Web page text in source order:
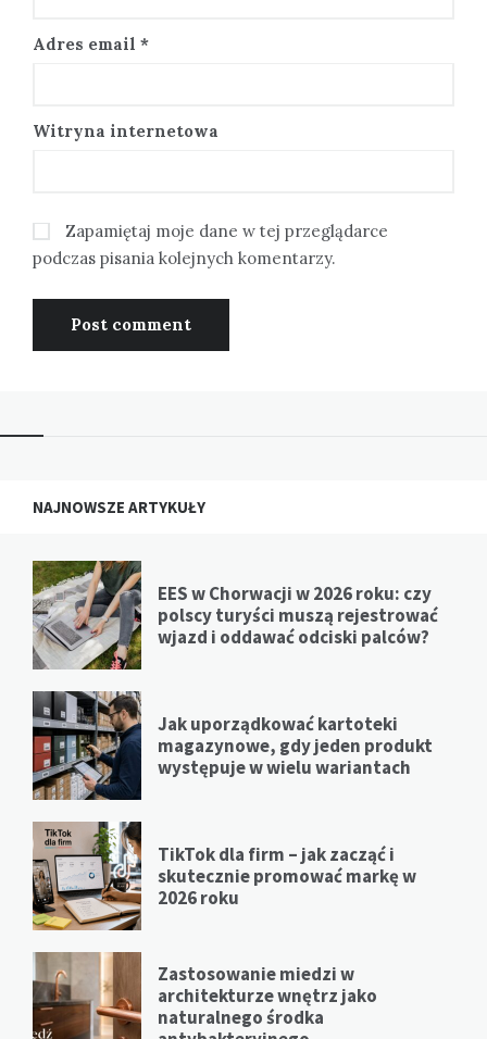
Adres email *
Witryna internetowa
Zapamiętaj moje dane w tej przeglądarce
podczas pisania kolejnych komentarzy.
NAJNOWSZE ARTYKUŁY
EES w Chorwacji w 2026 roku: czy
polscy turyści muszą rejestrować
wjazd i oddawać odciski palców?
Jak uporządkować kartoteki
magazynowe, gdy jeden produkt
występuje w wielu wariantach
TikTok dla firm – jak zacząć i
skutecznie promować markę w
2026 roku
Zastosowanie miedzi w
architekturze wnętrz jako
naturalnego środka